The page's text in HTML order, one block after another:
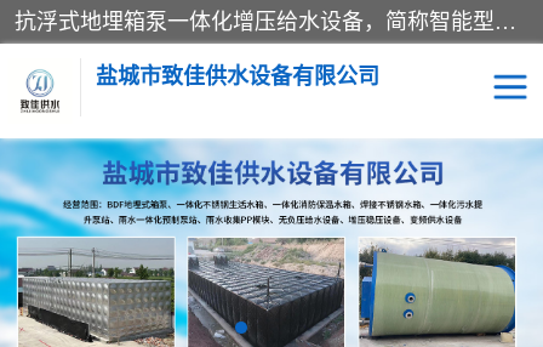
抗浮式地埋箱泵一体化增压给水设备，简称智能型泵站。它由由水泵机组、消防水箱、泵房三大部分组成，其抗浮效果好，因为设计时通过将底板与箱体联在一起，箱体重量抵消了地下水浮力。系统维护好，内部拉筋、泵站、管道，喷淋等各部运行正堂，无一损坏；结构更牢固。
盐城市致佳供水设备有限公司
消防一体化水箱 地埋箱泵一体化
一体化污水泵站